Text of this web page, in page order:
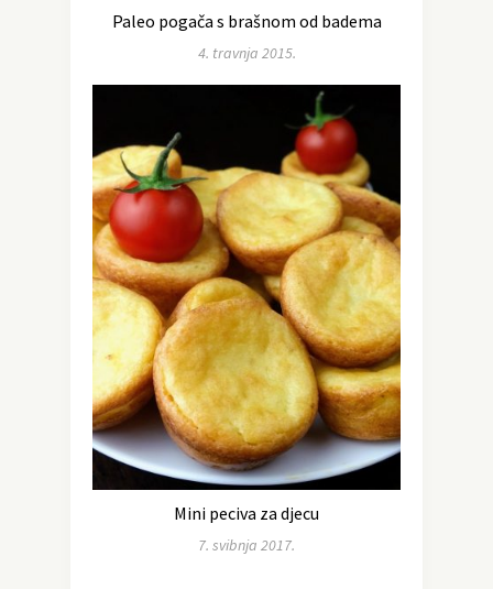
Paleo pogača s brašnom od badema
4. travnja 2015.
Mini peciva za djecu
7. svibnja 2017.